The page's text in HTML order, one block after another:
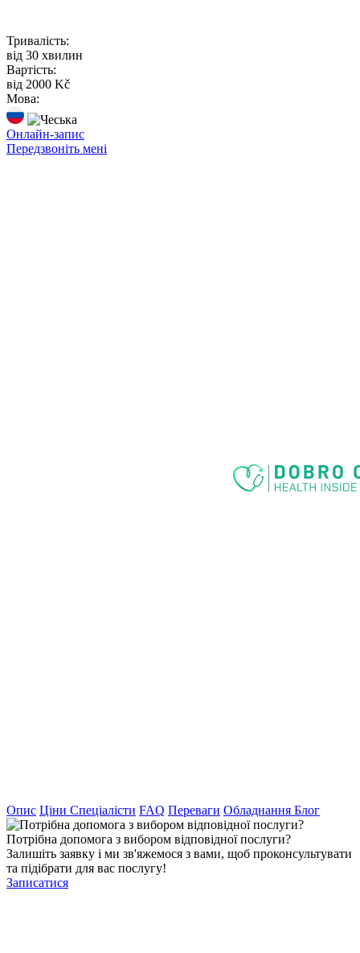
Тривалість:
від 30 хвилин
Вартість:
від 2000 Kč
Мова:
Онлайн-запис
Передзвоніть мені
Опис Ціни Спеціалісти FAQ Переваги Обладнання Блог
Потрібна допомога з вибором відповідної послуги?
Залишіть заявку і ми зв'яжемося з вами, щоб проконсультувати
та підібрати для вас послугу!
Записатися